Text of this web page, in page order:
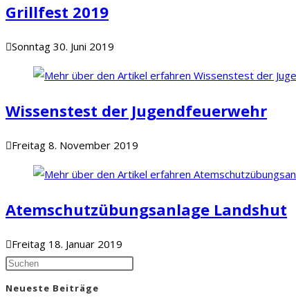
Grillfest 2019
Sonntag 30. Juni 2019
Wissenstest der Jugendfeuerwehr
Freitag 8. November 2019
Atemschutzübungsanlage Landshut
Freitag 18. Januar 2019
Press
Neueste Beiträge